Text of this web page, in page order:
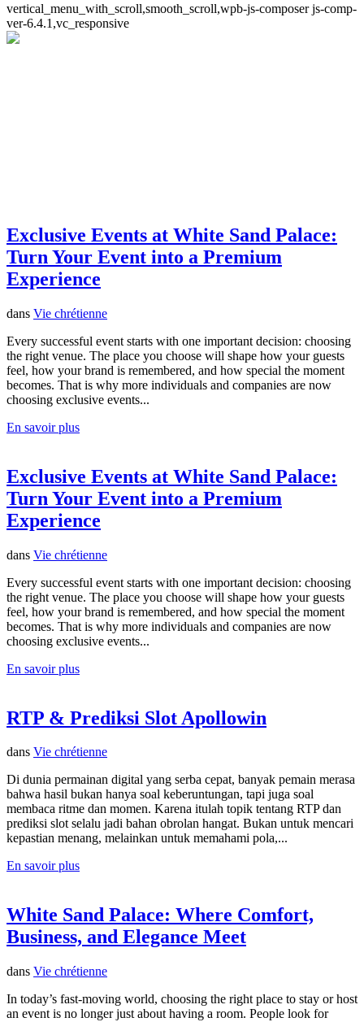
vertical_menu_with_scroll,smooth_scroll,wpb-js-composer js-comp-
ver-6.4.1,vc_responsive
Exclusive Events at White Sand Palace:
Turn Your Event into a Premium
Experience
dans Vie chrétienne
Every successful event starts with one important decision: choosing
the right venue. The place you choose will shape how your guests
feel, how your brand is remembered, and how special the moment
becomes. That is why more individuals and companies are now
choosing exclusive events...
En savoir plus
Exclusive Events at White Sand Palace:
Turn Your Event into a Premium
Experience
dans Vie chrétienne
Every successful event starts with one important decision: choosing
the right venue. The place you choose will shape how your guests
feel, how your brand is remembered, and how special the moment
becomes. That is why more individuals and companies are now
choosing exclusive events...
En savoir plus
RTP & Prediksi Slot Apollowin
dans Vie chrétienne
Di dunia permainan digital yang serba cepat, banyak pemain merasa
bahwa hasil bukan hanya soal keberuntungan, tapi juga soal
membaca ritme dan momen. Karena itulah topik tentang RTP dan
prediksi slot selalu jadi bahan obrolan hangat. Bukan untuk mencari
kepastian menang, melainkan untuk memahami pola,...
En savoir plus
White Sand Palace: Where Comfort,
Business, and Elegance Meet
dans Vie chrétienne
In today’s fast-moving world, choosing the right place to stay or host
an event is no longer just about having a room. People look for